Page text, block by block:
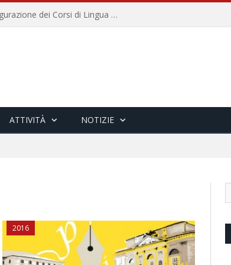
Università per Stranieri di Siena – Inaugurazione dei Corsi di Lingua e Cultura Italiana, 109a annata
ATTIVITÀ NOTIZIE
2016